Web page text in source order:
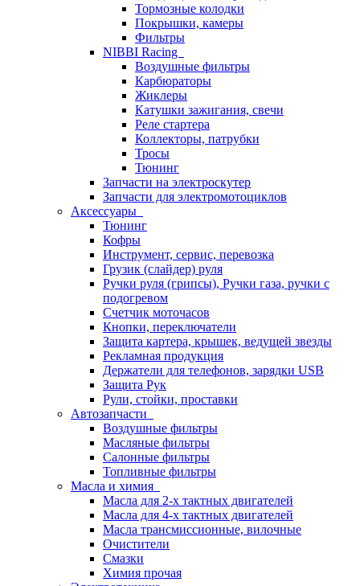
Тормозные колодки
Покрышки, камеры
Фильтры
NIBBI Racing
Воздушные фильтры
Карбюраторы
Жиклеры
Катушки зажигания, свечи
Реле стартера
Коллекторы, патрубки
Тросы
Тюнинг
Запчасти на электроскутер
Запчасти для электромотоциклов
Аксессуары
Тюнинг
Кофры
Инструмент, сервис, перевозка
Грузик (слайдер) руля
Ручки руля (грипсы), Ручки газа, ручки с
подогревом
Счетчик моточасов
Кнопки, переключатели
Защита картера, крышек, ведущей звезды
Рекламная продукция
Держатели для телефонов, зарядки USB
Защита Рук
Рули, стойки, проставки
Автозапчасти
Воздушные фильтры
Масляные фильтры
Салонные фильтры
Топливные фильтры
Масла и химия
Масла для 2-х тактных двигателей
Масла для 4-х тактных двигателей
Масла трансмиссионные, вилочные
Очистители
Смазки
Химия прочая